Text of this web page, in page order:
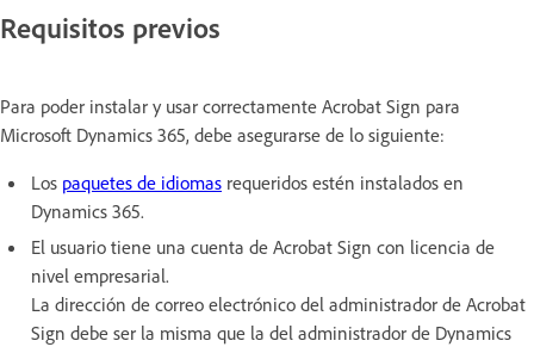
Requisitos previos
Para poder instalar y usar correctamente Acrobat Sign para
Microsoft Dynamics 365, debe asegurarse de lo siguiente:
Los paquetes de idiomas requeridos estén instalados en
Dynamics 365.
El usuario tiene una cuenta de Acrobat Sign con licencia de
nivel empresarial.
La dirección de correo electrónico del administrador de Acrobat
Sign debe ser la misma que la del administrador de Dynamics